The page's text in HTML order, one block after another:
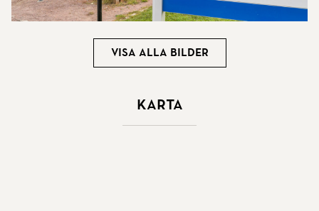
Visa alla bilder
Karta